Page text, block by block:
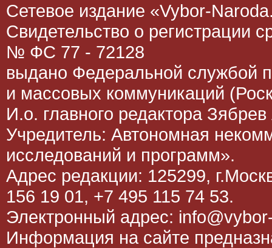
Сетевое издание «Vybor-
Свидетельство о регистрации
№ ФС 77 - 72128
выдано Федеральной службой
и массовых коммуникаций
И.о. главного редактора
Учредитель: Автономная
исследований и программ».
Адрес редакции: 125299,
156 19 01, +7 495 115 74 53.
Электронный адрес:
Информация на сайте